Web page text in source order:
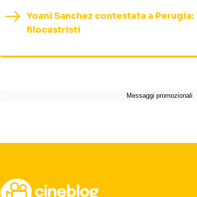
Yoani Sanchez contestata a
filocastristi